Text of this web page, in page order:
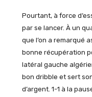
Pourtant, à force
par se lancer. À un
que l’on a remarqué
bonne récupération
latéral gauche
bon dribble et sert
d’argent. 1-1 à la